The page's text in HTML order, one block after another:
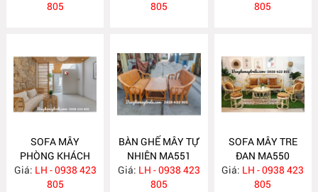
805
805
805
SOFA MÂY
PHÒNG KHÁCH
MA557
Giá: LH - 0938 423
805
BÀN GHẾ MÂY TỰ
NHIÊN MA551
Giá: LH - 0938 423
805
SOFA MÂY TRE
ĐAN MA550
Giá: LH - 0938 423
805